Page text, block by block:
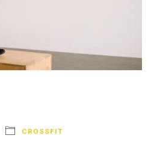
CROSSFIT